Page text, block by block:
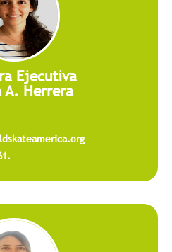
Ejecutiva
A. Herrera